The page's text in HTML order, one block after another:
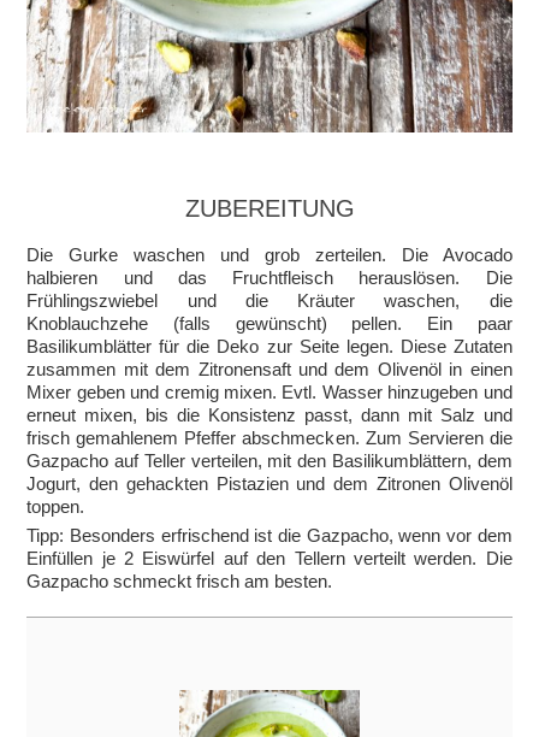
ZUBEREITUNG
Die Gurke waschen und grob zerteilen. Die Avocado
halbieren und das Fruchtfleisch herauslösen. Die
Frühlingszwiebel und die Kräuter waschen, die
Knoblauchzehe (falls gewünscht) pellen. Ein paar
Basilikumblätter für die Deko zur Seite legen. Diese Zutaten
zusammen mit dem Zitronensaft und dem Olivenöl in einen
Mixer geben und cremig mixen. Evtl. Wasser hinzugeben und
erneut mixen, bis die Konsistenz passt, dann mit Salz und
frisch gemahlenem Pfeffer abschmecken. Zum Servieren die
Gazpacho auf Teller verteilen, mit den Basilikumblättern, dem
Jogurt, den gehackten Pistazien und dem Zitronen Olivenöl
toppen.
Tipp: Besonders erfrischend ist die Gazpacho, wenn vor dem
Einfüllen je 2 Eiswürfel auf den Tellern verteilt werden. Die
Gazpacho schmeckt frisch am besten.